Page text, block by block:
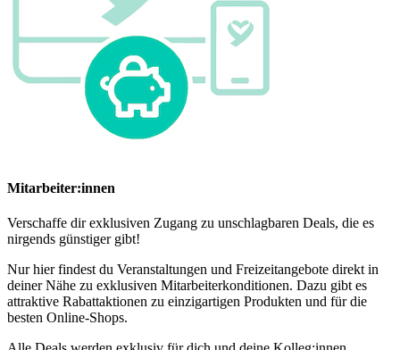
Mitarbeiter:innen
Verschaffe dir exklusiven Zugang zu unschlagbaren Deals, die es
nirgends günstiger gibt!
Nur hier findest du Veranstaltungen und Freizeitangebote direkt in
deiner Nähe zu exklusiven Mitarbeiterkonditionen. Dazu gibt es
attraktive Rabattaktionen zu einzigartigen Produkten und für die
besten Online-Shops.